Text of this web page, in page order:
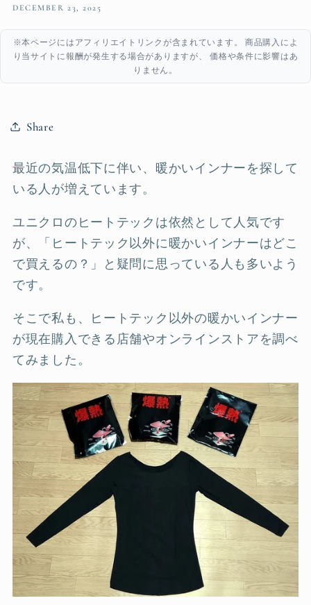
DECEMBER 23, 2025
※本ページにはアフィリエイトリンクが含まれています。 商品購入によ
り当サイトに報酬が発生する場合がありますが、 価格や条件に影響はあ
りません。
Share
最近の気温低下に伴い、暖かいインナーを探して
いる人が増えています。
ユニクロのヒートテックは依然として人気です
が、「ヒートテック以外に暖かいインナーはどこ
で買えるの？」と疑問に思っている人も多いよう
です。
そこで私も、ヒートテック以外の暖かいインナー
が現在購入できる店舗やオンラインストアを調べ
てみました。